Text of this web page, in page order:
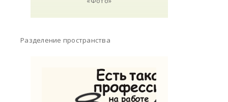
Разделение пространства